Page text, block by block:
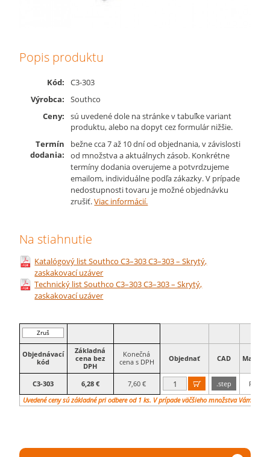
Popis produktu
Kód:
C3-303
Výrobca:
Southco
Ceny:
sú uvedené dole na stránke v tabuľke variant
produktu, alebo na dopyt cez formulár nižšie.
Termín
dodania:
bežne cca 7 až 10 dní od objednania, v závislosti
od množstva a aktuálnych zásob. Konkrétne
termíny dodania overujeme a potvrdzujeme
emailom, individuálne podľa zákazky. V prípade
nedostupnosti tovaru je možné objednávku
zrušiť.Viac informácií.
Na stiahnutie
Katalógový list Southco C3–303 C3–303 – Skrytý,
zaskakovací uzáver
Technický list Southco C3–303 C3–303 – Skrytý,
zaskakovací uzáver
Zruš
filter
Objednávací
kód
Základná
cena bez
DPH
Konečná
cena s DPH
Objednať CAD
C3-303 6,28 € 7,60 €  .step
Plast
Uvedené ceny sú základné pri odbere od 1 ks. V prípade väčšieho množstva Vám